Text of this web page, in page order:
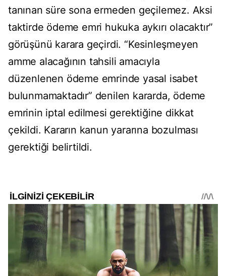
tanınan süre sona ermeden geçilemez. Aksi
taktirde ödeme emri hukuka aykırı olacaktır”
görüşünü karara geçirdi. “Kesinleşmeyen
amme alacağının tahsili amacıyla
düzenlenen ödeme emrinde yasal isabet
bulunmamaktadır” denilen kararda, ödeme
emrinin iptal edilmesi gerektiğine dikkat
çekildi. Kararın kanun yararına bozulması
gerektiği belirtildi.